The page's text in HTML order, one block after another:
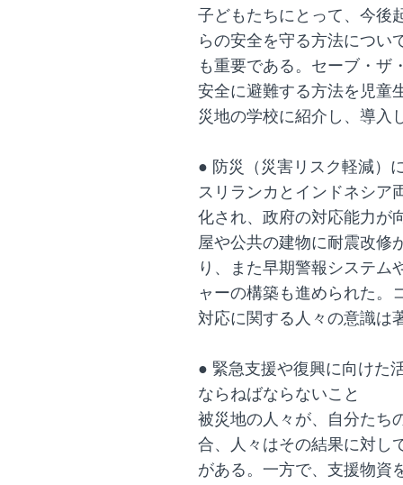
子どもたちにとって、今後
らの安全を守る方法につい
も重要である。セーブ・ザ
安全に避難する方法を児童
災地の学校に紹介し、導入
● 防災（災害リスク軽減）
スリランカとインドネシア
化され、政府の対応能力が
屋や公共の建物に耐震改修
り、また早期警報システム
ャーの構築も進められた。
対応に関する人々の意識は
● 緊急支援や復興に向けた
ならねばならないこと
被災地の人々が、自分たち
合、人々はその結果に対し
がある。一方で、支援物資